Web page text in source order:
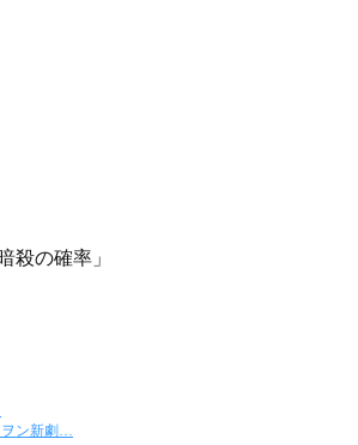
殺の確率」